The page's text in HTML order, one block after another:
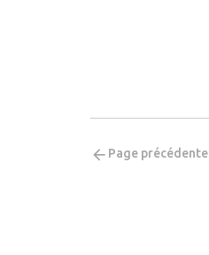
Page précédente